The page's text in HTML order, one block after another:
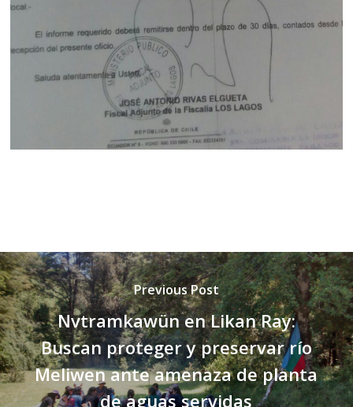
Previous Post
Nvtramkawün en Likan Ray:
Buscan proteger y preservar río
Meliwen ante amenaza de planta
de aguas servidas